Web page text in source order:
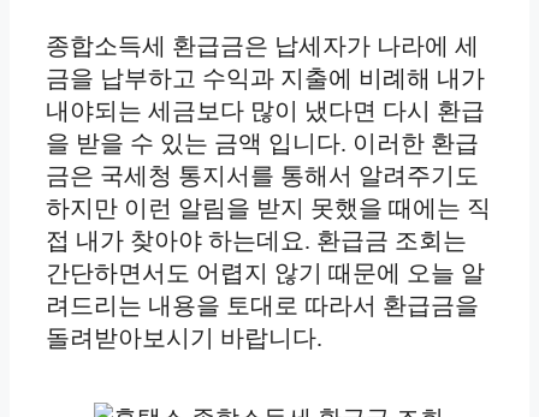
종합소득세 환급금은 납세자가 나라에 세
금을 납부하고 수익과 지출에 비례해 내가
내야되는 세금보다 많이 냈다면 다시 환급
을 받을 수 있는 금액 입니다. 이러한 환급
금은 국세청 통지서를 통해서 알려주기도
하지만 이런 알림을 받지 못했을 때에는 직
접 내가 찾아야 하는데요. 환급금 조회는
간단하면서도 어렵지 않기 때문에 오늘 알
려드리는 내용을 토대로 따라서 환급금을
돌려받아보시기 바랍니다.